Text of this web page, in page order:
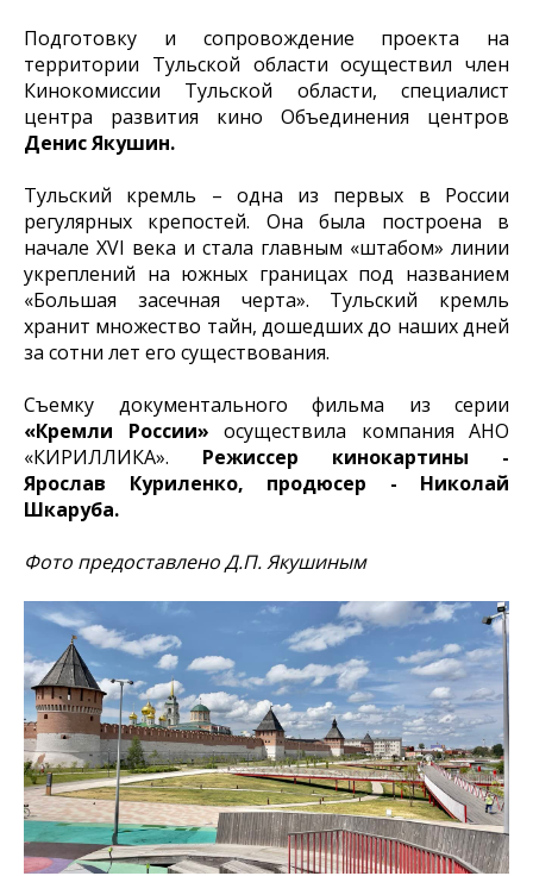
Подготовку и сопровождение проекта на
территории Тульской области осуществил член
Кинокомиссии Тульской области, специалист
центра развития кино Объединения центров
Денис Якушин.
Тульский кремль – одна из первых в России
регулярных крепостей. Она была построена в
начале XVI века и стала главным «штабом» линии
укреплений на южных границах под названием
«Большая засечная черта». Тульский кремль
хранит множество тайн, дошедших до наших дней
за сотни лет его существования.
Съемку документального фильма из серии
«Кремли России» осуществила компания АНО
«КИРИЛЛИКА». Режиссер кинокартины -
Ярослав Куриленко, продюсер - Николай
Шкаруба.
Фото предоставлено Д.П. Якушиным